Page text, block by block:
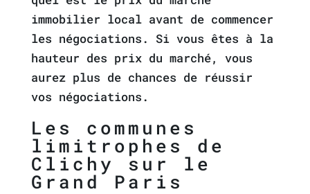
immobilier local avant de commencer
les négociations. Si vous êtes à la
hauteur des prix du marché, vous
aurez plus de chances de réussir
vos négociations.
Les communes
limitrophes de
Clichy sur le
Grand Paris